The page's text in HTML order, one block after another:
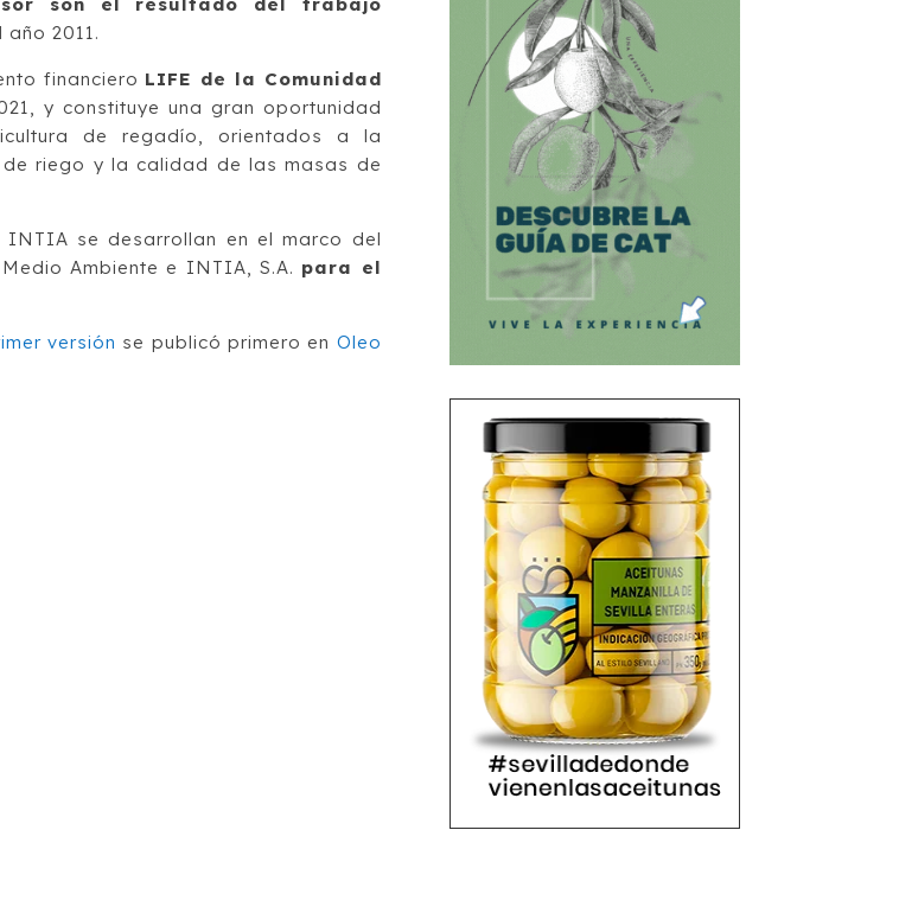
año 2011.
financiero LIFE de la Comunidad
y constituye una gran oportunidad
de regadío, orientados a la
riego y la calidad de las masas de
se desarrollan en el marco del
Ambiente e INTIA, S.A. para el
versión se publicó primero en Oleo